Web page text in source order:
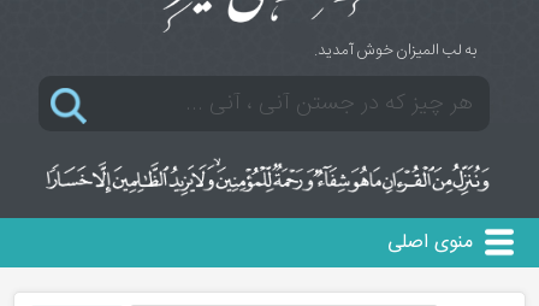
به لب المیزان خوش آمدید.
منوی اصلی